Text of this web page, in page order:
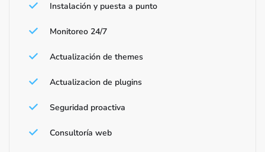
Instalación y puesta a punto
Monitoreo 24/7
Actualización de themes
Actualizacion de plugins
Seguridad proactiva
Consultoría web